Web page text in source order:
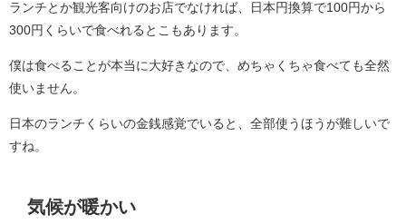
ランチとか観光客向けのお店でなければ、日本円換算で100円から
300円くらいで食べれるとこもあります。
僕は食べることが本当に大好きなので、めちゃくちゃ食べても全然
使いません。
日本のランチくらいの金銭感覚でいると、全部使うほうが難しいで
すね。
気候が暖かい